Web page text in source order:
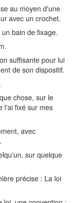
au moyen d'une
avec un crochet.
bain de fixage.
suffisante pour lui
de son dispositif.
chose, sur le
l'ai fixé sur mes
avec
sur quelque
précise : La loi